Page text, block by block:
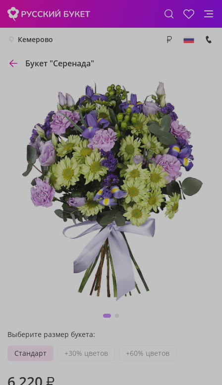
Кемерово
Букет "Серенада"
Выберите размер букета:
Стандарт
+30% цветов +60% цветов